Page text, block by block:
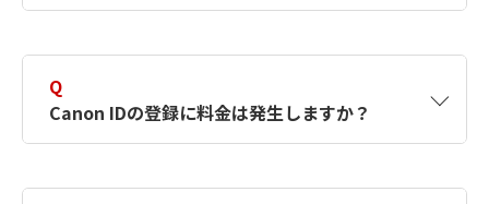
択したサービスから取得します。アカウントを
簡単に作成できるように、この情報を使用して
Canon IDの登録フォームを入力します。
Q
Canon IDの登録に料金は発生しますか？